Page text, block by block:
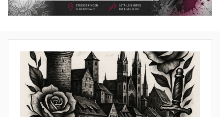
Studios
Dich-